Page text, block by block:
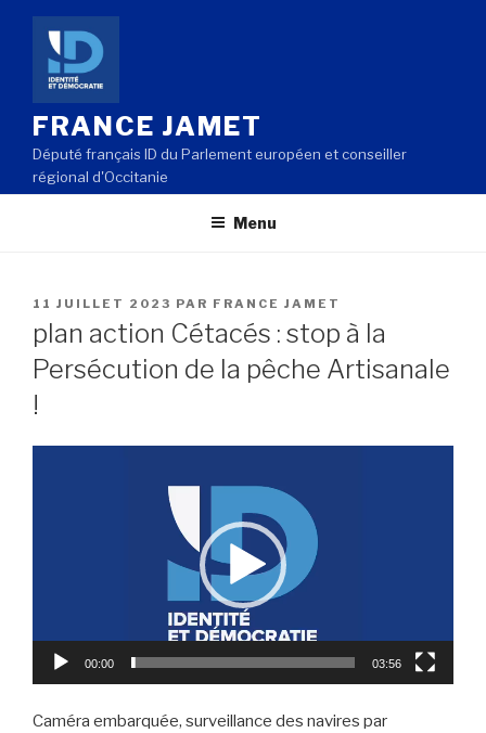
Aller
contenu
principal
FRANCE JAMET
Député français ID du Parlement européen et conseiller
régional d'Occitanie
Menu
PUBLIÉ
LE
11 JUILLET 2023 PAR FRANCE JAMET
plan action Cétacés : stop à la
Persécution de la pêche Artisanale
!
00:00 03:56
Caméra embarquée, surveillance des navires par